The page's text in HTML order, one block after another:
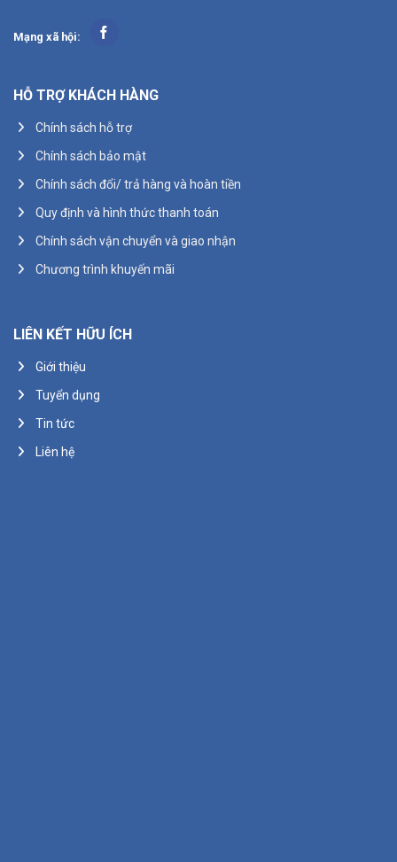
Mạng xã hội:
HỖ TRỢ KHÁCH HÀNG
Chính sách hỗ trợ
Chính sách bảo mật
Chính sách đổi/ trả hàng và hoàn tiền
Quy định và hình thức thanh toán
Chính sách vận chuyển và giao nhận
Chương trình khuyến mãi
LIÊN KẾT HỮU ÍCH
Giới thiệu
Tuyển dụng
Tin tức
Liên hệ